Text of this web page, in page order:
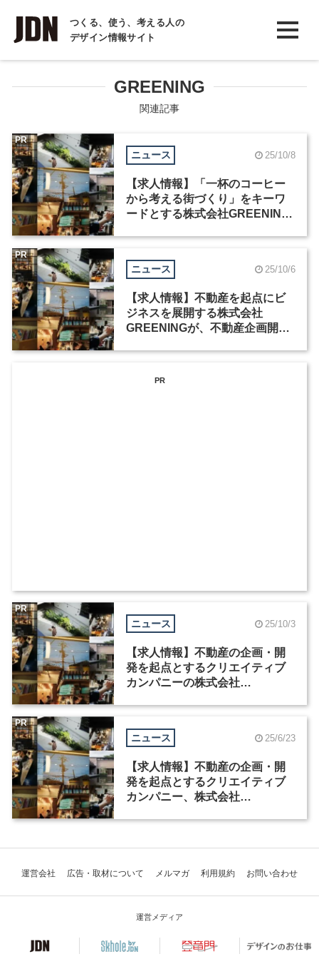
つくる、使う、考える人の
デザイン情報サイト
INTERVIEW
インタビュー
COLUMN
コラム
GREENING
関連記事
ニュース 25/10/8
【求人情報】「一杯のコーヒー
から考える街づくり」をキーワ
ードとする株式会社GREENING
PR
ニュース 25/10/6
【求人情報】不動産を起点にビ
ジネスを展開する株式会社
GREENINGが、不動産企画開発
PR
PR
ニュース 25/10/3
【求人情報】不動産の企画・開
発を起点とするクリエイティブ
カンパニーの株式会社
PR
ニュース 25/6/23
【求人情報】不動産の企画・開
発を起点とするクリエイティブ
カンパニー、株式会社
PR
運営会社 広告・取材について メルマガ 利用規約 お問い合わせ
運営メディア